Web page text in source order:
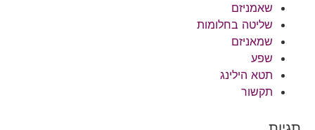
שאמניזם
שליטה בחלומות
שמאניזם
שפע
תטא הילינג
תקשור